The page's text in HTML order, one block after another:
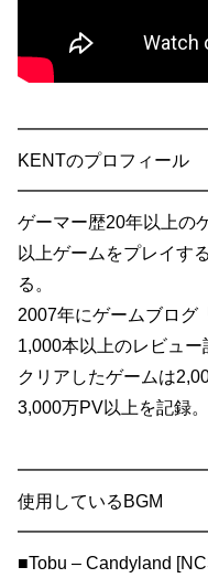
KENTのプロフィール
ゲーマー歴20年以上の
以上ゲームをプレイす
る。
2007年にゲームブログ
1,000本以上のレビュー
クリアしたゲームは
3,000万PV以上を記録。
使用しているBGM
■Tobu – Candyland